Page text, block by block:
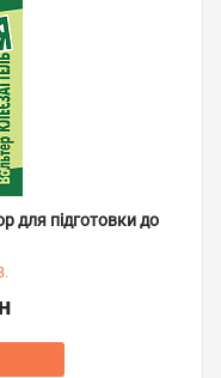
для підготовки до